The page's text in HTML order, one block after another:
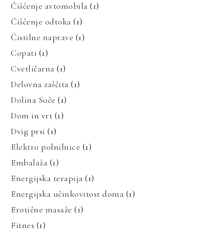
Čiščenje avtomobila (1)
Čiščenje odtoka (1)
Čistilne naprave (1)
Copati (1)
Cvetličarna (1)
Delovna zaščita (1)
Dolina Soče (1)
Dom in vrt (1)
Dvig prsi (1)
Elektro polnilnice (1)
Embalaža (1)
Energijska terapija (1)
Energijska učinkovitost doma (1)
Erotične masaže (1)
Fitnes (1)